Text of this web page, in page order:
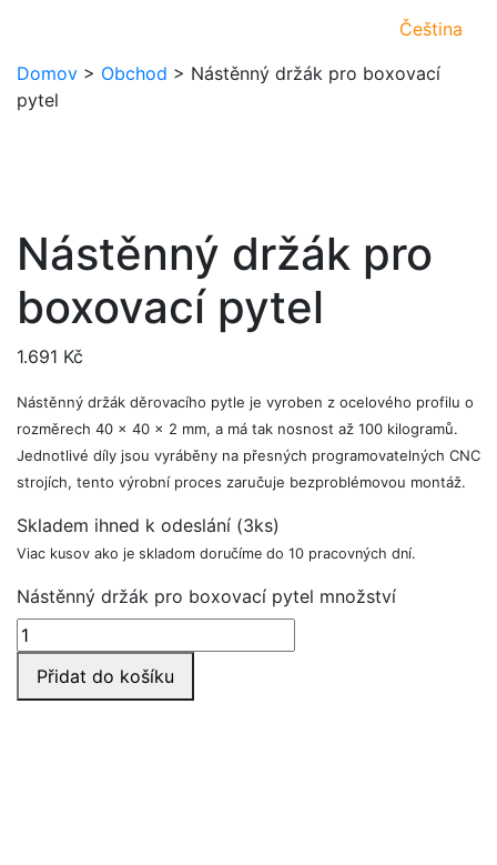
Čeština
Domov > Obchod > Nástěnný držák pro boxovací
pytel
Nástěnný držák pro
boxovací pytel
1.691 Kč
Nástěnný držák děrovacího pytle je vyroben z ocelového profilu o
rozměrech 40 x 40 x 2 mm, a má tak nosnost až 100 kilogramů.
Jednotlivé díly jsou vyráběny na přesných programovatelných CNC
strojích, tento výrobní proces zaručuje bezproblémovou montáž.
Skladem ihned k odeslání (3ks)
Viac kusov ako je skladom doručíme do 10 pracovných dní.
Nástěnný držák pro boxovací pytel množství
Přidat do košíku